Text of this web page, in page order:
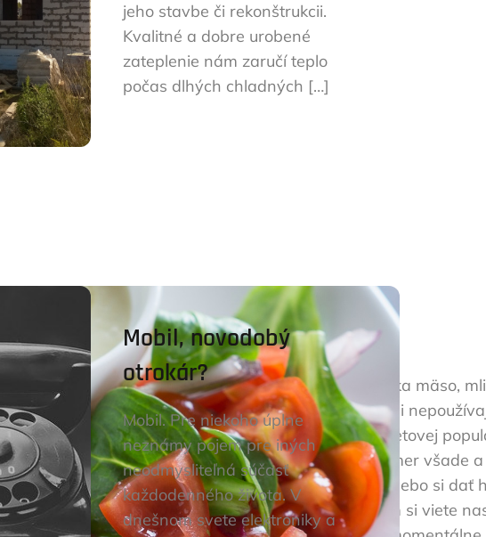
jeho stavbe či rekonštrukcii.
Kvalitné a dobre urobené
zateplenie nám zaručí teplo
počas dlhých chladných […]
Sú to ľudia, ktorí vyraďujú zo svojho jedálnička mäso,
a utrpeniu zvierat, čo znamená aj to, že vegáni
vegáni, vegetariáni a flexitariáni zhruba 8% svetovej
jedál. Takéto prevádzky sa už dajú nájsť takmer všade
maximálne vyskladať obed z rôznych príloh alebo si
kde vo vašom okolí sa dá rastlinne najesť. Filtrom si viete
Mobil, novodobý
otrokár?
Mobil. Pre niekoho úplne
neznámy pojem pre iných
neodmysliteľná súčasť
každodenného života. V
dnešnom svete elektroniky a